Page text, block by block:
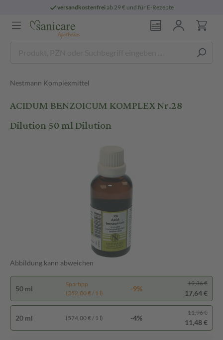
versandkostenfreiab 29 € und für E-Rezepte
Nestmann Komplexmittel
ACIDUM BENZOICUM KOMPLEX Nr.28
Dilution 50 ml Dilution
Abbildung kann abweichen
50 ml
Spartipp
(352,80 € / 1 l)
-9%
19,36 €
17,64 €
20 ml (574,00 € / 1 l) -4%
11,96 €
11,48 €